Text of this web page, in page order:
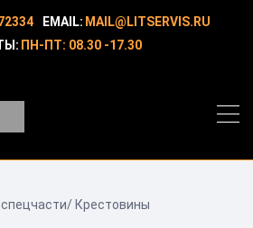
EMAIL: MAIL@LITSERVIS.RU
ПН-ПТ: 08.30 -17.30
Крестовины